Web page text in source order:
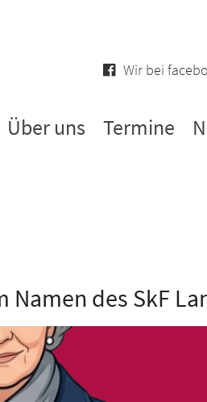
Wir bei
Über uns Termine
des SkF